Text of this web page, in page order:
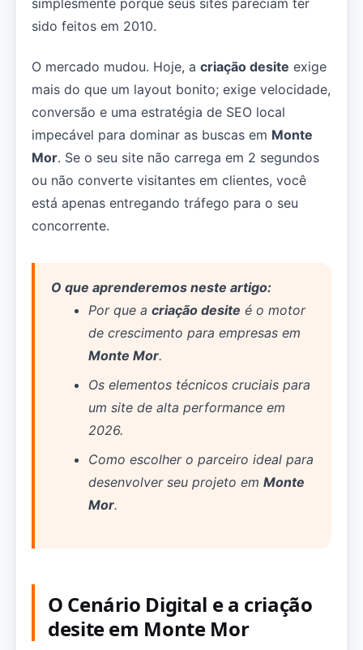
simplesmente porque seus sites pareciam ter
sido feitos em 2010.
O mercado mudou. Hoje, a criação desite exige
mais do que um layout bonito; exige velocidade,
conversão e uma estratégia de SEO local
impecável para dominar as buscas em Monte
Mor. Se o seu site não carrega em 2 segundos
ou não converte visitantes em clientes, você
está apenas entregando tráfego para o seu
concorrente.
O que aprenderemos neste artigo:
Por que acriação desite é o motor
de crescimento para empresas em
Monte Mor.
Os elementos técnicos cruciais para
um site de alta performance em
2026.
Como escolher o parceiro ideal para
desenvolver seu projeto emMonte
Mor.
O Cenário Digital e a criação
desite em Monte Mor